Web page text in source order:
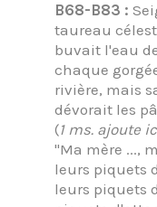
B68-B83 :
taureau
buvait l'eau
chaque
rivière, mais
dévorait les
(1 ms. ajoute
"Ma mère ...,
leurs piquets
leurs piquets